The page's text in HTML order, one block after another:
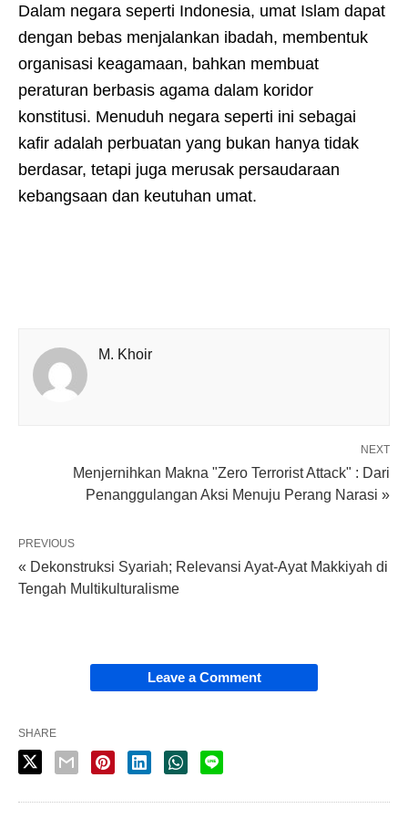
Dalam negara seperti Indonesia, umat Islam dapat
dengan bebas menjalankan ibadah, membentuk
organisasi keagamaan, bahkan membuat
peraturan berbasis agama dalam koridor
konstitusi. Menuduh negara seperti ini sebagai
kafir adalah perbuatan yang bukan hanya tidak
berdasar, tetapi juga merusak persaudaraan
kebangsaan dan keutuhan umat.
M. Khoir
NEXT
Menjernihkan Makna "Zero Terrorist Attack" : Dari
Penanggulangan Aksi Menuju Perang Narasi »
PREVIOUS
« Dekonstruksi Syariah; Relevansi Ayat-Ayat Makkiyah di
Tengah Multikulturalisme
Leave a Comment
SHARE